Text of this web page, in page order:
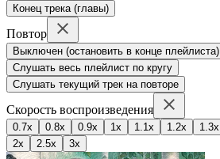
Конец трека (главы)
Повтор
Выключен (остановить в конце плейлиста)
Слушать весь плейлист по кругу
Слушать текущий трек на повторе
Скорость воспроизведения
0.7x 0.8x 0.9x 1x 1.1x 1.2x 1.3x
2x
2.5x 3x